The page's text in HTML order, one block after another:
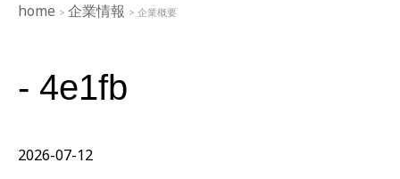
home > 企業情報 > 企業概要
- 4e1fb
2026-07-12